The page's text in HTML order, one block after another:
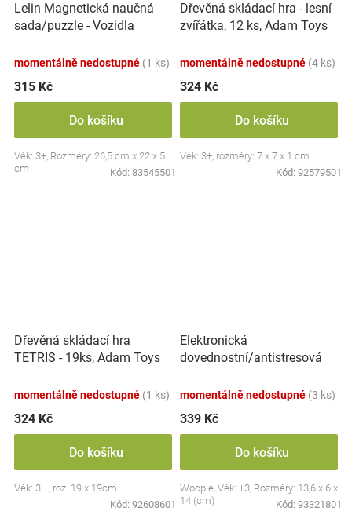
Lelin Magnetická naučná
sada/puzzle - Vozidla
momentálně nedostupné (1 ks)
315 Kč
Do košíku
Věk: 3+, Rozměry: 26,5 cm x 22 x 5
cm
Kód: 83545501
Dřevěná skládací hra - lesní
zvířátka, 12 ks, Adam Toys
momentálně nedostupné (4 ks)
324 Kč
Do košíku
Věk: 3+, rozměry: 7 x 7 x 1 cm
Kód: 92579501
Dřevěná skládací hra
TETRIS - 19ks, Adam Toys
momentálně nedostupné (1 ks)
324 Kč
Do košíku
Věk: 3 +, roz. 19 x 19cm
Kód: 92608601
Elektronická
dovednostní/antistresová
momentálně nedostupné (3 ks)
339 Kč
Do košíku
Woopie, Věk: +3, Rozměry: 13,6 x 6 x
14 (cm)
Kód: 93321801